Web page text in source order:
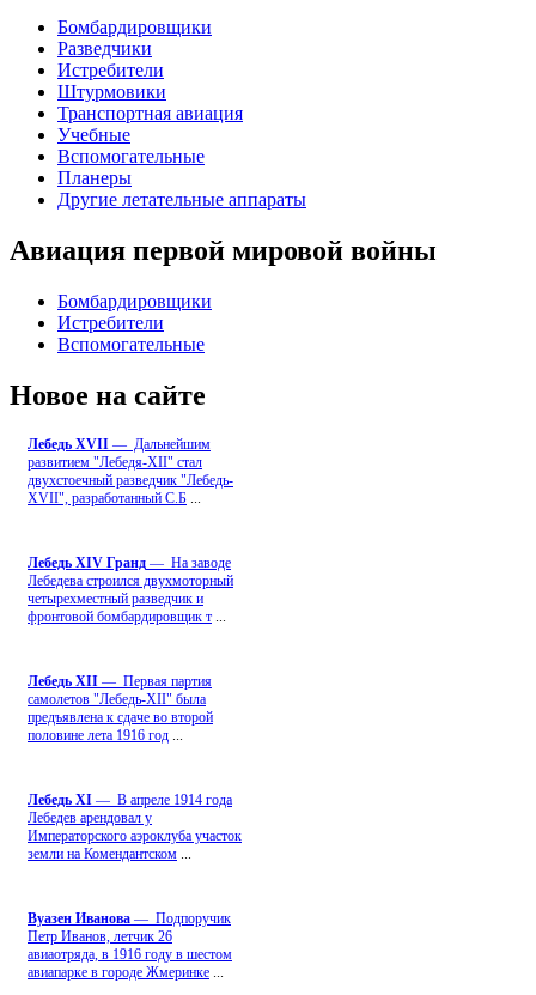
Бомбардировщики
Разведчики
Истребители
Штурмовики
Транспортная авиация
Учебные
Вспомогательные
Планеры
Другие летательные аппараты
Авиация первой мировой войны
Бомбардировщики
Истребители
Вспомогательные
Новое на сайте
Лебедь ХVII — Дальнейшим
развитием "Лебедя-ХII" стал
двухстоечный разведчик "Лебедь-
XVII", разработанный С.Б
Лебедь ХIV Гранд — На заводе
Лебедева строился двухмоторный
четырехместный разведчик и
фронтовой бомбардировщик т
Лебедь ХII — Первая партия
самолетов "Лебедь-ХII" была
предъявлена к сдаче во второй
половине лета 1916 год
Лебедь ХI — В апреле 1914 года
Лебедев арендовал у
Императорского аэроклуба участок
земли на Комендантском
Вуазен Иванова — Подпоручик
Петр Иванов, летчик 26
авиаотряда, в 1916 году в шестом
авиапарке в городе Жмеринке